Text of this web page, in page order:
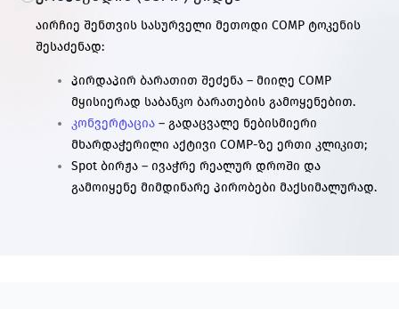
აირჩიე შენთვის სასურველი მეთოდი COMP ტოკენის
შესაძენად:
პირდაპირ ბარათით შეძენა – მიიღე COMP
მყისიერად საბანკო ბარათების გამოყენებით.
კონვერტაცია – გადაცვალე ნებისმიერი
მხარდაჭერილი აქტივი COMP-ზე ერთი კლიკით;
Spot ბირჟა – ივაჭრე რეალურ დროში და
გამოიყენე მიმდინარე პირობები მაქსიმალურად.